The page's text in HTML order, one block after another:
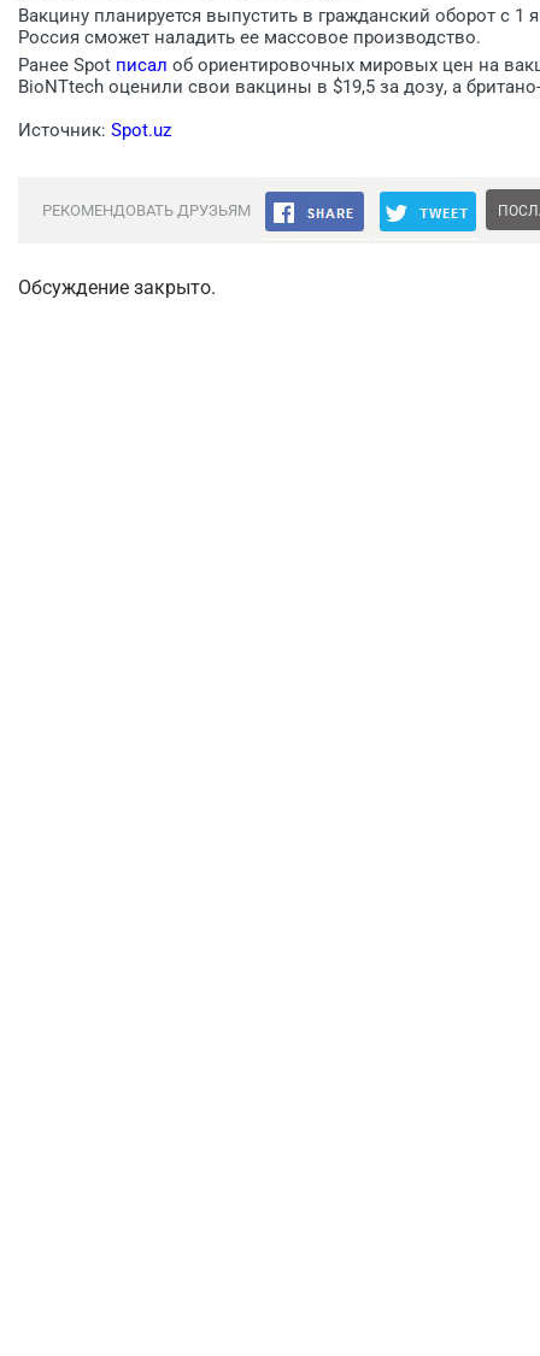
Вакцину планируется выпустить в гражданский оборот с 1
Россия сможет наладить ее массовое производство.
Ранее Spot писал об ориентировочных мировых цен на
BioNTtech оценили свои вакцины в $19,5 за дозу, а
Источник: Spot.uz
РЕКОМЕНДОВАТЬ ДРУЗЬЯМ
Обсуждение закрыто.